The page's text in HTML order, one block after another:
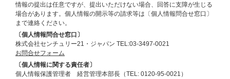
情報の提出は任意ですが、提出いただけない場合、回答に支障が生じる
場合があります。個人情報の開示等の請求等は〔個人情報問合せ窓口〕
まで連絡ください。
〔個人情報問合せ窓口〕
株式会社センチュリー21・ジャパン TEL:03-3497-0021
お問合せフォーム
〔個人情報に関する責任者〕
個人情報保護管理者 経営管理本部長（TEL: 0120-95-0021）